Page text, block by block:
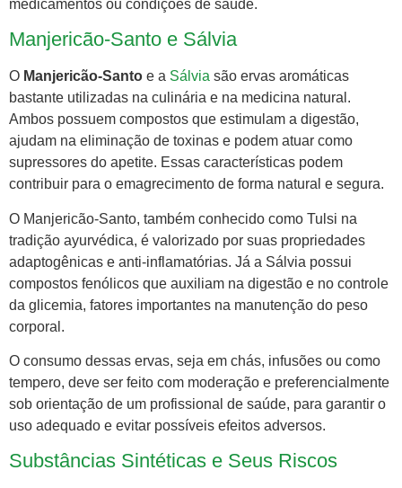
medicamentos ou condições de saúde.
Manjericão-Santo e Sálvia
O Manjericão-Santo e a Sálvia são ervas aromáticas
bastante utilizadas na culinária e na medicina natural.
Ambos possuem compostos que estimulam a digestão,
ajudam na eliminação de toxinas e podem atuar como
supressores do apetite. Essas características podem
contribuir para o emagrecimento de forma natural e segura.
O Manjericão-Santo, também conhecido como Tulsi na
tradição ayurvédica, é valorizado por suas propriedades
adaptogênicas e anti-inflamatórias. Já a Sálvia possui
compostos fenólicos que auxiliam na digestão e no controle
da glicemia, fatores importantes na manutenção do peso
corporal.
O consumo dessas ervas, seja em chás, infusões ou como
tempero, deve ser feito com moderação e preferencialmente
sob orientação de um profissional de saúde, para garantir o
uso adequado e evitar possíveis efeitos adversos.
Substâncias Sintéticas e Seus Riscos